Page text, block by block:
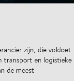
zijn, die voldoet
transport en logistieke
de meest